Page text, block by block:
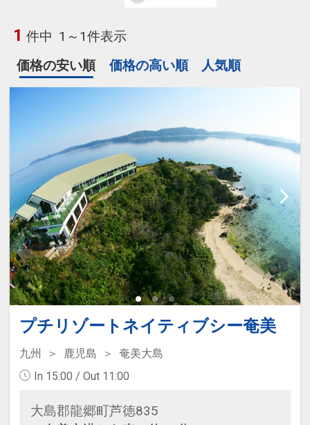
1 件中 1～1件表示
価格の安い順
価格の高い順 人気順
プチリゾートネイティブシー奄美
九州 鹿児島
奄美大島
In 15:00 / Out 11:00
大島郡龍郷町芦徳835